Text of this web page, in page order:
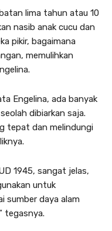
lima tahun atau 10
nasib anak cucu dan
pikir, bagaimana
memulihkan
Engelina, ada banyak
dibiarkan saja.
tepat dan melindungi
1945, sangat jelas,
untuk
sumber daya alam
tegasnya.